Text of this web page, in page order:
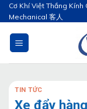
Bỏ
qua
nội
dung
Cơ Khí Việt Thắng
Mechanical 客人
TIN TỨC
Xe đẩy